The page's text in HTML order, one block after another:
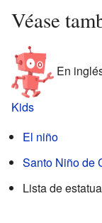
Véase
En
Kids
El niño
Santo Niño de
Lista de